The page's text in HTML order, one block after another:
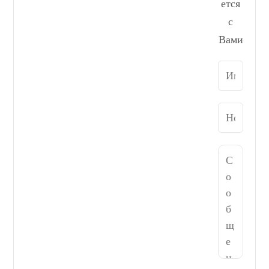
ется
с
Вами